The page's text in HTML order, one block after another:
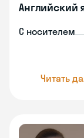
Английский
С носителем
Читать